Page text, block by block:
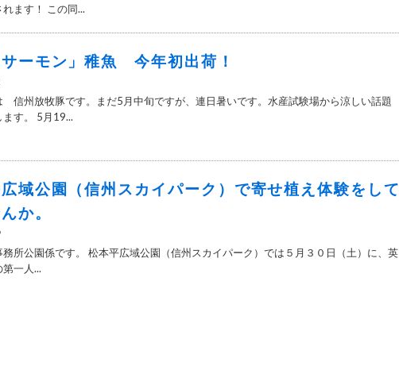
ます！ この同...
サーモン」稚魚 今年初出荷！
信州放牧豚です。まだ5月中旬ですが、連日暑いです。水産試験場から涼しい話題
ます。 5月19...
域公園（信州スカイパーク）で寄せ植え体験をして
か。
務所公園係です。 松本平広域公園（信州スカイパーク）では５月３０日（土）に、英
一人...